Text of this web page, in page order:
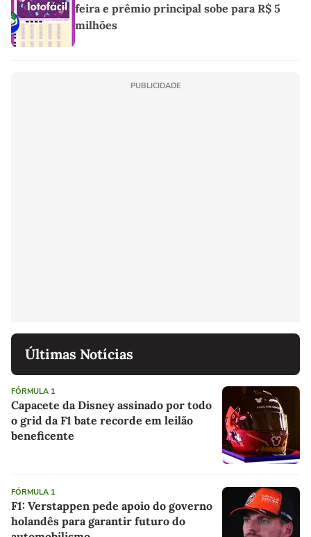
feira e prêmio principal sobe para R$ 5
milhões
PUBLICIDADE
Últimas Notícias
FÓRMULA 1
Capacete da Disney assinado por todo
o grid da F1 bate recorde em leilão
beneficente
FÓRMULA 1
F1: Verstappen pede apoio do governo
holandês para garantir futuro do